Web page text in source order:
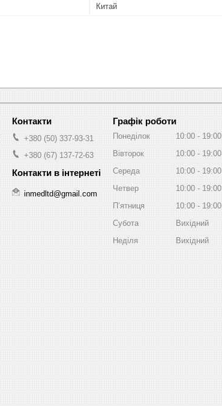
Китай
+380 (50) 337-93-31
+380 (67) 137-72-63
inmedltd@gmail.com
Графік роботи
Понеділок 10:00
19:00
Вівторок
10:00
19:00
Середа
10:00
19:00
Четвер
10:00
19:00
Пʼятниця
10:00
19:00
Субота
Вихідний
Неділя
Вихідний